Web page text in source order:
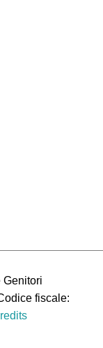
Genitori
fiscale: